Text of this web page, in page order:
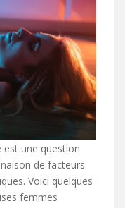
est une question
de facteurs
Voici quelques
femmes